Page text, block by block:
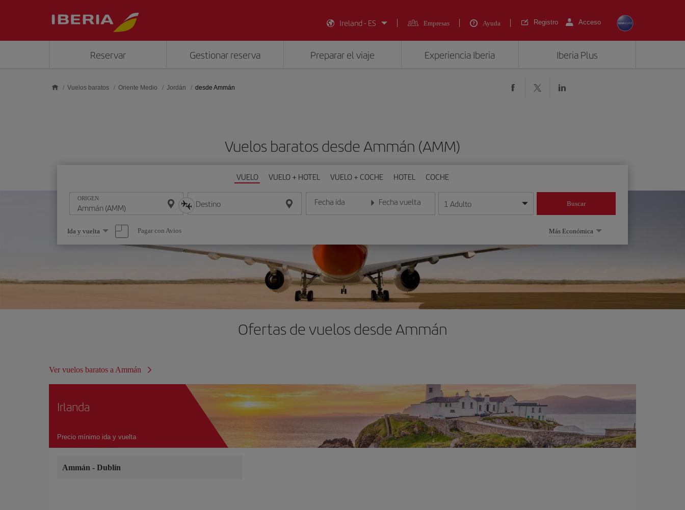
Ireland - ES
Empresas Ayuda Registro Acceso
Reservar Gestionar reserva Preparar el viaje Experiencia Iberia Iberia Plus
Vuelos baratos Oriente Medio Jordán desde Ammán
Vuelos baratos desde Ammán (AMM)
VUELO VUELO + HOTEL VUELO + COCHE HOTEL COCHE
ORIGEN Destino Fecha ida
Introduce la fecha en formato día/mes/año
Fecha vuelta
Introduce la fecha en formato día/mes/año
1 Adulto Buscar
Seleccione
una
opción
Ida y vuelta Pagar con Avios Más Económica
Ofertas de vuelos desde Ammán
Ver vuelos baratos a Ammán
Irlanda
Precio mínimo ida y vuelta
Ammán - Dublín